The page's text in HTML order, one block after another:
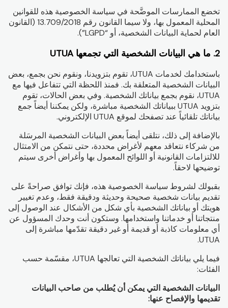
تخضع الممارسات الموضَّحة في سياسة الخصوصية هذه للقوانين
المحلية المعمول بها، ولا سيما القانون رقم 13.709/2018 (القانون
العام لحماية البيانات الشخصية، أو “LGPD”).
2. ما هي البيانات الشخصية التي تجمعها UTUA
باستخدامك لخدمات UTUA، تقوم بتزويدنا، ونقوم نحن بجمع، بعض
البيانات الشخصية المتعلقة بك. فمنذ اللحظة التي تتفاعل فيها مع
UTUA، نقوم بجمع بياناتك الشخصية. وفي بعض الحالات، تقوم
بتزويد UTUA ببياناتك الشخصية مباشرة، ولكن يمكننا أيضاً جمع
بياناتك تلقائياً عند تصفحك لموقع UTUA الإلكتروني.
بالإضافة إلى ذلك، نتلقى أيضاً بعض البيانات الشخصية المرسَلة
من شركاء نتعاقد معهم لأغراض محددة، حتى نتمكن من الامتثال
للالتزامات القانونية أو اللوائح المعمول بها وأغراض أخرى سيتم
توضيحها لاحقاً.
بقبولك لشروط سياسة الخصوصية هذه، فإنك توافق صراحةً على
تقديم بيانات شخصية صحيحة وحديثة ودقيقة فقط، وعدم تغيير
هويتك أو بياناتك الشخصية بأي شكل من الأشكال عند الوصول إلى
منتجاتنا أو خدماتنا واستخدامها. وستكون أنت وحدك المسؤول عن
أي معلومات كاذبة أو قديمة أو غير دقيقة تقدّمها مباشرة إلى
UTUA.
فيما يلي بياناتك الشخصية التي تعالجها UTUA، مقسّمة حسب
الفئات:
البيانات الشخصية التي يمكن أن يُطلب من صاحب البيانات
تقديمها والإفصاح عنها: